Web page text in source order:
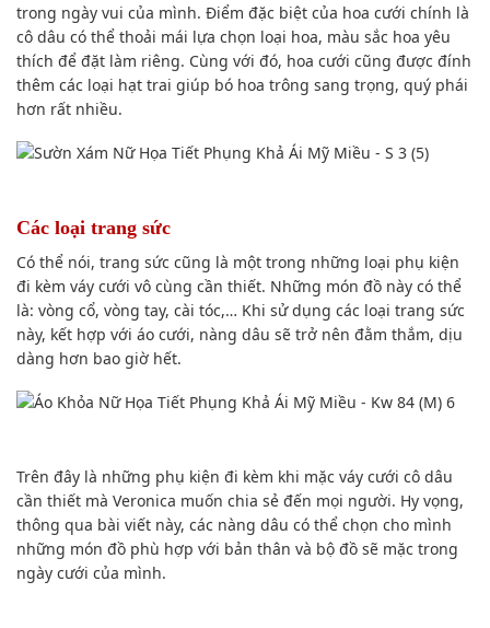
trong ngày vui của mình. Điểm đặc biệt của hoa cưới chính là
cô dâu có thể thoải mái lựa chọn loại hoa, màu sắc hoa yêu
thích để đặt làm riêng. Cùng với đó, hoa cưới cũng được đính
thêm các loại hạt trai giúp bó hoa trông sang trọng, quý phái
hơn rất nhiều.
Các loại trang sức
Có thể nói, trang sức cũng là một trong những loại phụ kiện
đi kèm váy cưới vô cùng cần thiết. Những món đồ này có thể
là: vòng cổ, vòng tay, cài tóc,… Khi sử dụng các loại trang sức
này, kết hợp với áo cưới, nàng dâu sẽ trở nên đằm thắm, dịu
dàng hơn bao giờ hết.
Trên đây là những phụ kiện đi kèm khi mặc váy cưới cô dâu
cần thiết mà Veronica muốn chia sẻ đến mọi người. Hy vọng,
thông qua bài viết này, các nàng dâu có thể chọn cho mình
những món đồ phù hợp với bản thân và bộ đồ sẽ mặc trong
ngày cưới của mình.